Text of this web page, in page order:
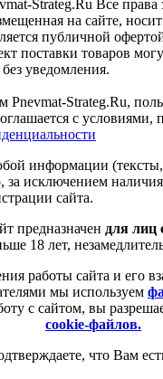
Strateg.Ru Все
на сайте,
публичной
поставки товаров
уведомления.
Pnevmat-Strateg.Ru,
с
информации
за исключением
сайта.
предназначен для лиц
18 лет,
работы сайта и его
мы используем
с сайтом, вы
cookie-файлов.
что Вам